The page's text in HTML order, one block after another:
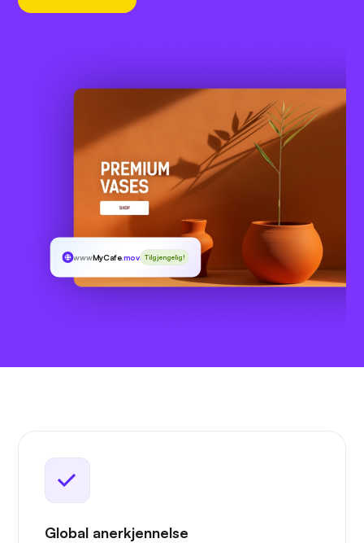
wwwMyCafe.movieTilgjengelig!
Global anerkjennelse